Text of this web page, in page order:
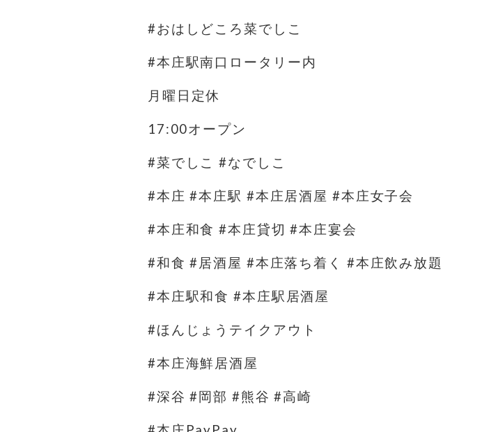
#おはしどころ菜でしこ
#本庄駅南口ロータリー内
月曜日定休
17:00オープン
#菜でしこ #なでしこ
#本庄 #本庄駅 #本庄居酒屋 #本庄女子会
#本庄和食 #本庄貸切 #本庄宴会
#和食 #居酒屋 #本庄落ち着く #本庄飲み放題
#本庄駅和食 #本庄駅居酒屋
#ほんじょうテイクアウト
#本庄海鮮居酒屋
#深谷 #岡部 #熊谷 #高崎